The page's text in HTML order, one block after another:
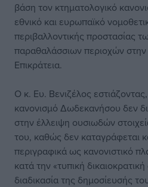
βάση τον κτηματολογικό
εθνικό και ευρωπαϊκό
περιβαλλοντικής προστασίας
παραθαλάσσιων περιοχών στην
Επικράτεια.
Ο κ. Ευ. Βενιζέλος
κανονισμό Δωδεκανήσου δεν
στην έλλειψη ουσιωδών
του, καθώς δεν καταγράφεται
περιγραφικά ως κανονιστικό
κατά την «τυπική
διαδικασία της δημοσίευσής